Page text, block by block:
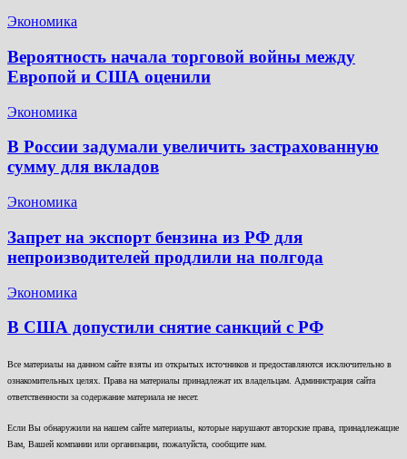
Экономика
Вероятность начала торговой войны между
Европой и США оценили
Экономика
В России задумали увеличить застрахованную
сумму для вкладов
Экономика
Запрет на экспорт бензина из РФ для
непроизводителей продлили на полгода
Экономика
В США допустили снятие санкций с РФ
Все материалы на данном сайте взяты из открытых источников и предоставляются исключительно в
ознакомительных целях. Права на материалы принадлежат их владельцам. Администрация сайта
ответственности за содержание материала не несет.
Если Вы обнаружили на нашем сайте материалы, которые нарушают авторские права, принадлежащие
Вам, Вашей компании или организации, пожалуйста, сообщите нам.